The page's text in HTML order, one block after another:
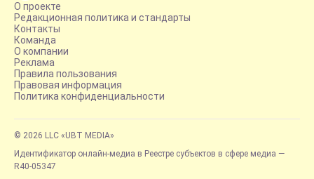
О проекте
Редакционная политика и стандарты
Контакты
Команда
О компании
Реклама
Правила пользования
Правовая информация
Политика конфиденциальности
© 2026 LLC «UBT MEDIA»
Идентификатор онлайн-медиа в Реестре субъектов в сфере медиа —
R40-05347